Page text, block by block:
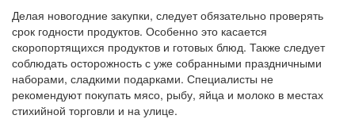
Делая новогодние закупки, следует обязательно проверять
срок годности продуктов. Особенно это касается
скоропортящихся продуктов и готовых блюд. Также следует
соблюдать осторожность с уже собранными праздничными
наборами, сладкими подарками. Специалисты не
рекомендуют покупать мясо, рыбу, яйца и молоко в местах
стихийной торговли и на улице.